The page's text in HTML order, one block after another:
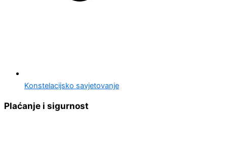
Konstelacijsko savjetovanje
Plaćanje i sigurnost